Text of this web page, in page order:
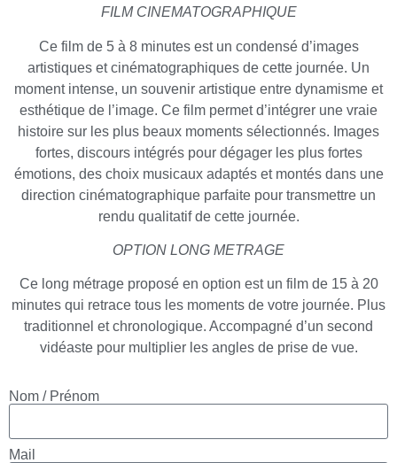
FILM CINEMATOGRAPHIQUE
Ce film de 5 à 8 minutes est un condensé d’images
artistiques et cinématographiques de cette journée. Un
moment intense, un souvenir artistique entre dynamisme et
esthétique de l’image. Ce film permet d’intégrer une vraie
histoire sur les plus beaux moments sélectionnés. Images
fortes, discours intégrés pour dégager les plus fortes
émotions, des choix musicaux adaptés et montés dans une
direction cinématographique parfaite pour transmettre un
rendu qualitatif de cette journée.
OPTION LONG METRAGE
Ce long métrage proposé en option est un film de 15 à 20
minutes qui retrace tous les moments de votre journée. Plus
traditionnel et chronologique. Accompagné d’un second
vidéaste pour multiplier les angles de prise de vue.
Nom / Prénom
Mail